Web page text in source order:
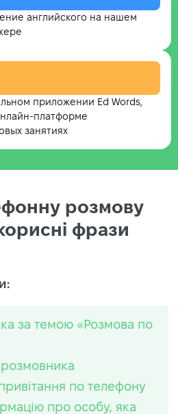
английского на нашем
приложении Ed Words,
платформе
занятиях
розмову
фрази
за темою «Розмова по
по телефону
про особу, яка